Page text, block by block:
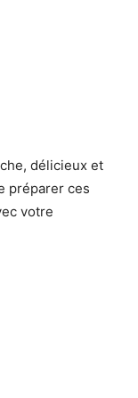
délicieux et
préparer ces
votre